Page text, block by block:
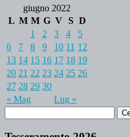
giugno 2022
L M M G V S D
« Mag Lug »
1 2 3 4
5
6
7 8 9 10 11 12
13 14 15 16 17 18 19
20 21 22 23 24 25 26
27 28 29 30